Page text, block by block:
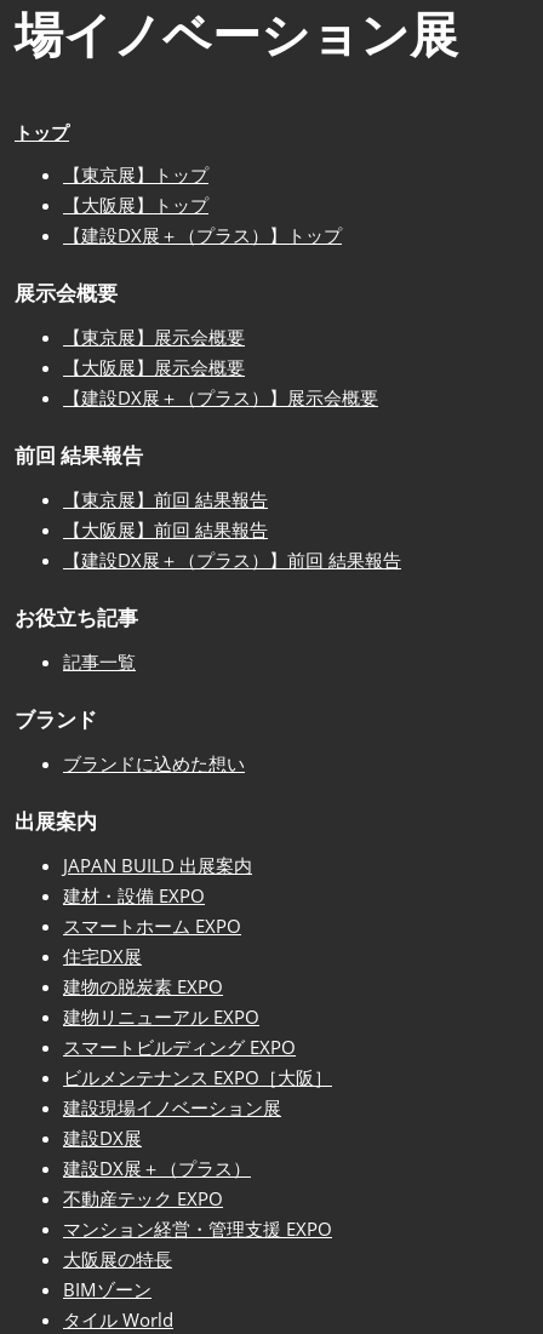
場イノベーション展
トップ
【東京展】トップ
【大阪展】トップ
【建設DX展＋（プラス）】トップ
展示会概要
【東京展】展示会概要
【大阪展】展示会概要
【建設DX展＋（プラス）】展示会概要
前回 結果報告
【東京展】前回 結果報告
【大阪展】前回 結果報告
【建設DX展＋（プラス）】前回 結果報告
お役立ち記事
記事一覧
ブランド
ブランドに込めた想い
出展案内
JAPAN BUILD 出展案内
建材・設備 EXPO
スマートホーム EXPO
住宅DX展
建物の脱炭素 EXPO
建物リニューアル EXPO
スマートビルディング EXPO
ビルメンテナンス EXPO［大阪］
建設現場イノベーション展
建設DX展
建設DX展＋（プラス）
不動産テック EXPO
マンション経営・管理支援 EXPO
大阪展の特長
BIMゾーン
タイル World